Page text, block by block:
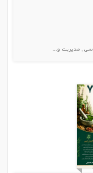
, مدیریت و...